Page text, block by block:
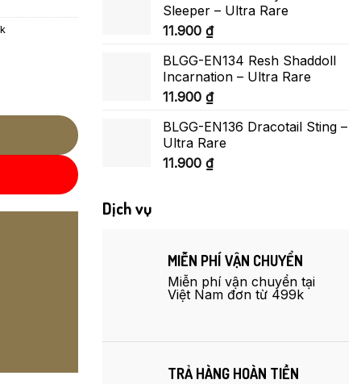
Sleeper – Ultra Rare
11.900 ₫
BLGG-EN134 Resh Shaddoll
Incarnation – Ultra Rare
11.900 ₫
BLGG-EN136 Dracotail Sting –
Ultra Rare
11.900 ₫
Dịch vụ
MIỄN PHÍ VẬN CHUYỂN
Miễn phí vận chuyển tại
Việt Nam đơn từ 499k
TRẢ HÀNG HOÀN TIỀN